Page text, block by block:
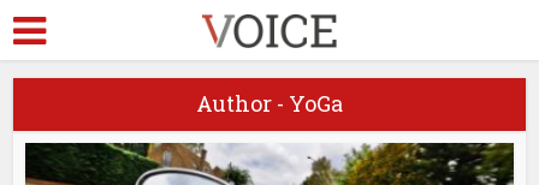
Author - YoGa